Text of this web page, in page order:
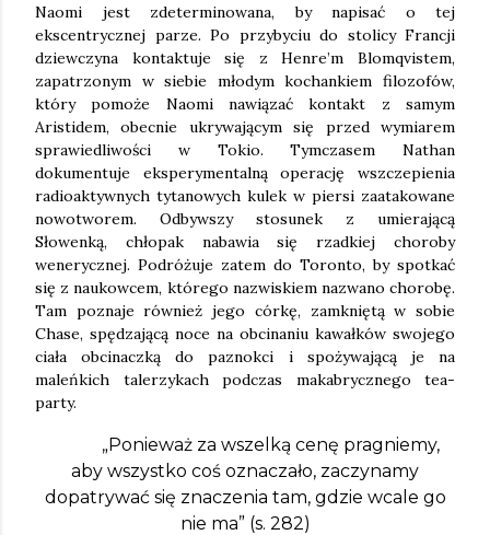
Naomi jest zdeterminowana, by napisać o tej
ekscentrycznej parze. Po przybyciu do stolicy Francji
dziewczyna kontaktuje się z Henre’m Blomqvistem,
zapatrzonym w siebie młodym kochankiem filozofów,
który pomoże Naomi nawiązać kontakt z samym
Aristidem, obecnie ukrywającym się przed wymiarem
sprawiedliwości w Tokio.Tymczasem Nathan
dokumentuje eksperymentalną operację wszczepienia
radioaktywnych tytanowych kulek w piersi zaatakowane
nowotworem. Odbywszy stosunek z umierającą
Słowenką, chłopak nabawia się rzadkiej choroby
wenerycznej. Podróżuje zatem do Toronto, by spotkać
się z naukowcem, którego nazwiskiem nazwano chorobę.
Tam poznaje również jego córkę, zamkniętą w sobie
Chase, spędzającą noce na obcinaniu kawałków swojego
ciała obcinaczką do paznokci i spożywającą je na
maleńkich talerzykach podczas makabrycznego tea-
party.
„Ponieważ za wszelką cenę pragniemy,
aby wszystko coś oznaczało, zaczynamy
dopatrywać się znaczenia tam, gdzie wcale go
nie ma” (s. 282)